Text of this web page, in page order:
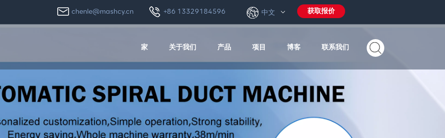
获取报价
中文
chenle@mashcy.cn +86 13329184596
家 关于我们 产品 项目 博客 联系我们